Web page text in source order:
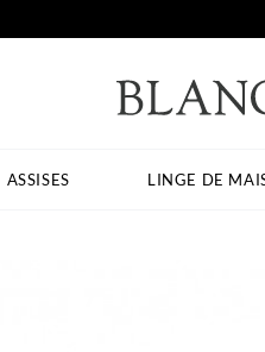
ASSISES LINGE DE